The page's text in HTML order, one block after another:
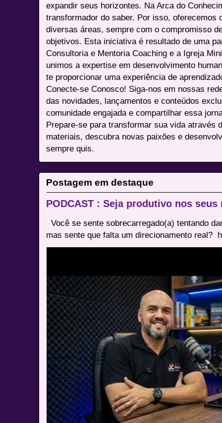
expandir seus horizontes. Na Arca do
transformador do saber. Por isso, oferecemos
diversas áreas, sempre com o compromisso
objetivos. Esta iniciativa é resultado de uma
Consultoria e Mentoria Coaching e a Igreja
unimos a expertise em desenvolvimento
te proporcionar uma experiência de
Conecte-se Conosco! Siga-nos em nossas
das novidades, lançamentos e conteúdos
comunidade engajada e compartilhar essa
Prepare-se para transformar sua vida através
materiais, descubra novas paixões e
sempre quis.
Postagem em destaque
PODCAST : Seja produtivo nos seus
Você se sente sobrecarregado(a) tentando
mas sente que falta um direcionamento real?